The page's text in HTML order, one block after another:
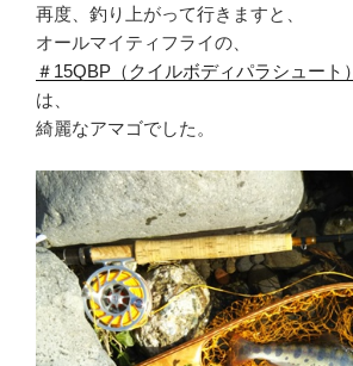
再度、釣り上がって行きますと、
オールマイティフライの、
＃15QBP（クイルボディパラシュート）
は、
綺麗なアマゴでした。